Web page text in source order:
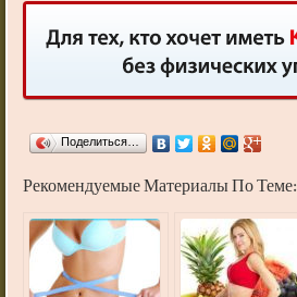
Поделиться…
Рекомендуемые Материалы По Теме: